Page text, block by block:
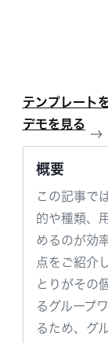
テンプレート
デモを見る
概要
この記事で
的や種類、
めるのが効
点をご紹介
とりがその
るグループ
るため、グ